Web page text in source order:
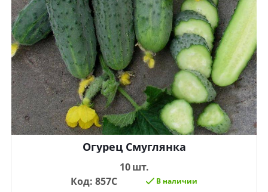
Огурец Смуглянка
10 шт.
Код: 857С
В наличии